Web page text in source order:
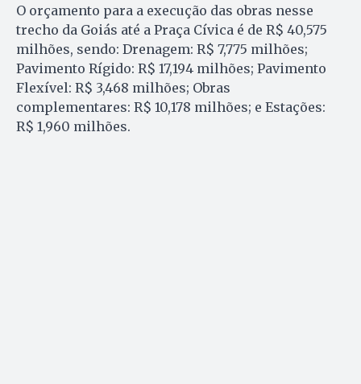
O orçamento para a execução das obras nesse
trecho da Goiás até a Praça Cívica é de R$ 40,575
milhões, sendo: Drenagem: R$ 7,775 milhões;
Pavimento Rígido: R$ 17,194 milhões; Pavimento
Flexível: R$ 3,468 milhões; Obras
complementares: R$ 10,178 milhões; e Estações:
R$ 1,960 milhões.